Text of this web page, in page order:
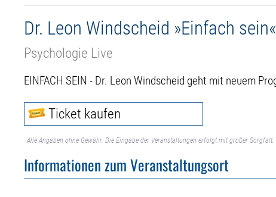
Dr. Leon Windscheid »Einfach sein«
Psychologie Live
EINFACH SEIN - Dr. Leon Windscheid geht mit neuem
Ticket kaufen
Alle Angaben ohne Gewähr. Die Eingabe der Veranstaltungen erfolgt mit großer
Informationen zum Veranstaltungsort